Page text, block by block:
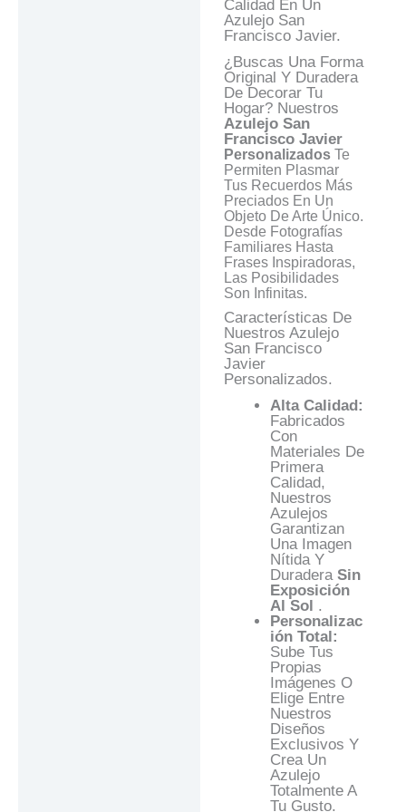
Calidad En Un
Azulejo San
Francisco Javier.
¿Buscas Una Forma
Original Y Duradera
De Decorar Tu
Hogar? Nuestros
Azulejo San
Francisco Javier
Personalizados Te
Permiten Plasmar
Tus Recuerdos Más
Preciados En Un
Objeto De Arte Único.
Desde Fotografías
Familiares Hasta
Frases Inspiradoras,
Las Posibilidades
Son Infinitas.
Características De
Nuestros Azulejo
San Francisco
Javier
Personalizados.
Alta Calidad:
Fabricados
Con
Materiales De
Primera
Calidad,
Nuestros
Azulejos
Garantizan
Una Imagen
Nítida Y
Duradera Sin
Exposición
Al Sol .
Personalizac
Ión Total:
Sube Tus
Propias
Imágenes O
Elige Entre
Nuestros
Diseños
Exclusivos Y
Crea Un
Azulejo
Totalmente A
Tu Gusto.